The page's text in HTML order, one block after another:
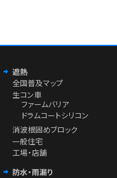
遮熱
全国普及マップ
生コン車
ファームバリア
ドラムコートシリコン
消波根固めブロック
一般住宅
工場・店舗
防水・雨漏り